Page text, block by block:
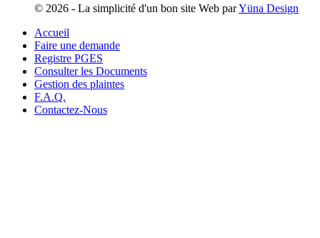
© 2026 - La simplicité d'un bon site Web parYüna Design
Accueil
Faire une demande
Registre PGES
Consulter les Documents
Gestion des plaintes
F.A.Q.
Contactez-Nous